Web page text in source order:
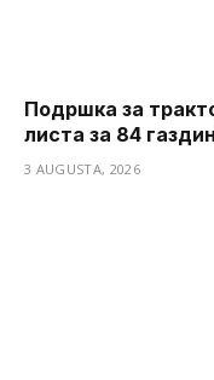
Подршка за
листа за 84
3 AUGUSTA, 2026